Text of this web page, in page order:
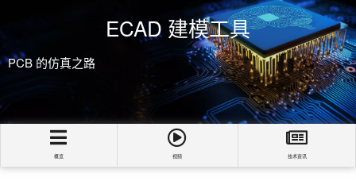
ECAD 建模工具
PCB 的仿真之路
概览 视频 技术资讯